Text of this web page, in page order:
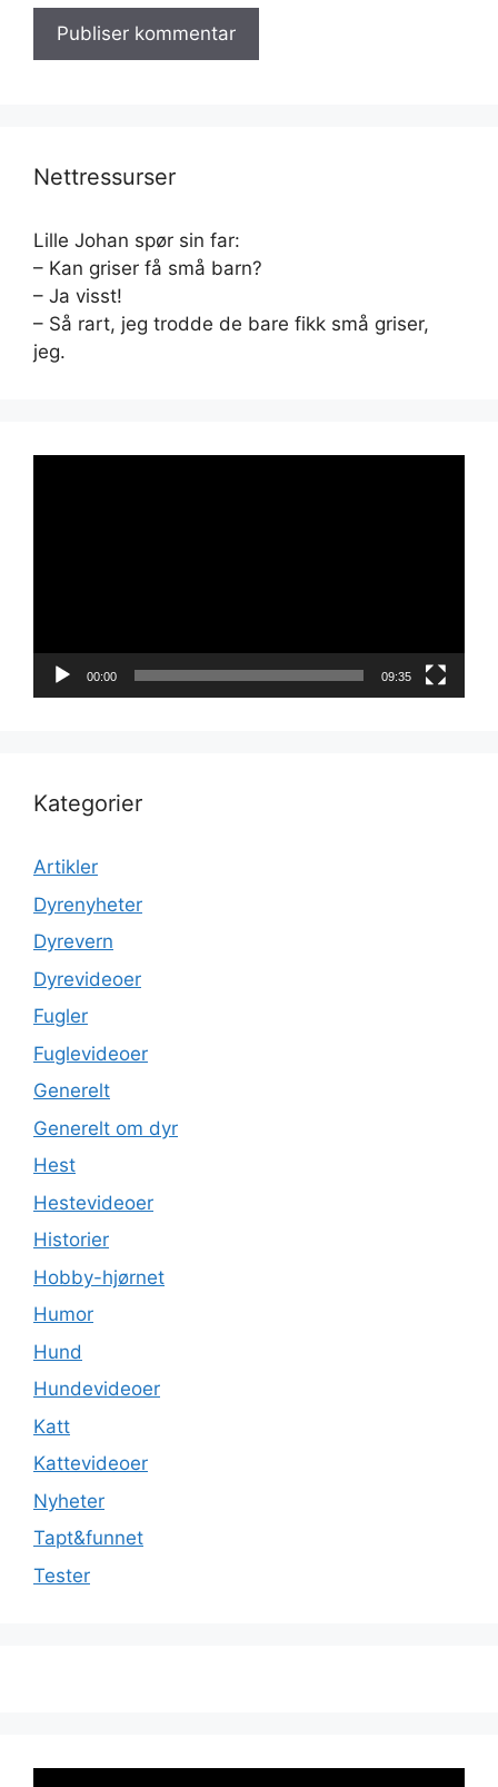
Nettressurser
Lille Johan spør sin far:
– Kan griser få små barn?
– Ja visst!
– Så rart, jeg trodde de bare fikk små griser,
jeg.
00:00 09:35
Kategorier
Artikler
Dyrenyheter
Dyrevern
Dyrevideoer
Fugler
Fuglevideoer
Generelt
Generelt om dyr
Hest
Hestevideoer
Historier
Hobby-hjørnet
Humor
Hund
Hundevideoer
Katt
Kattevideoer
Nyheter
Tapt&funnet
Tester